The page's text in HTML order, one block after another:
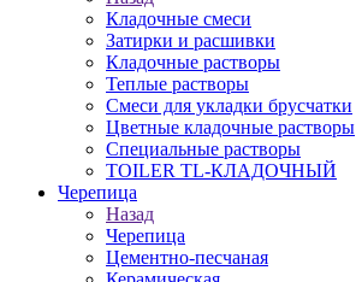
Кладочные смеси
Затирки и расшивки
Кладочные растворы
Теплые растворы
Смеси для укладки брусчатки
Цветные кладочные растворы
Специальные растворы
TOILER TL-КЛАДОЧНЫЙ
Черепица
Назад
Черепица
Цементно-песчаная